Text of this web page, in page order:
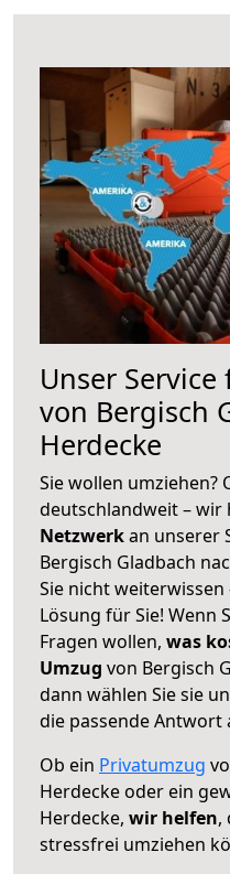
Unser
von Bergisch
Herdecke
Sie wollen umziehen?
deutschlandweit – wir
Netzwerkan unserer
Bergisch Gladbach
Sie nicht
Lösung für Sie! Wenn
Fragen wollen, was
Umzug von Bergisch
dann wählen Sie sie
die passende Antwort
Ob ein Privatumzug
Herdecke oder ein
Herdecke, wir helfen,
stressfrei umziehen